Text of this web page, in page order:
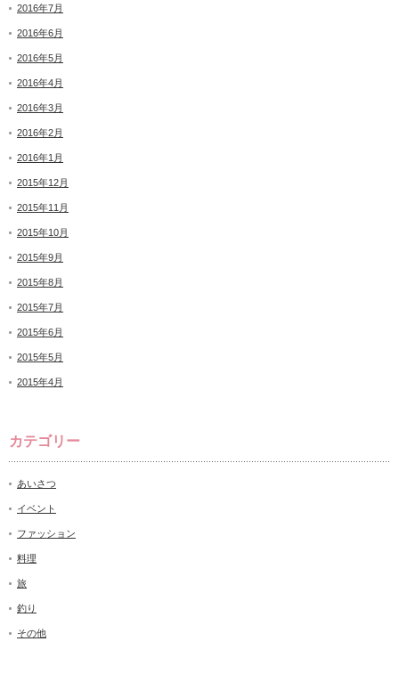
2016年7月
2016年6月
2016年5月
2016年4月
2016年3月
2016年2月
2016年1月
2015年12月
2015年11月
2015年10月
2015年9月
2015年8月
2015年7月
2015年6月
2015年5月
2015年4月
カテゴリー
あいさつ
イベント
ファッション
料理
旅
釣り
その他